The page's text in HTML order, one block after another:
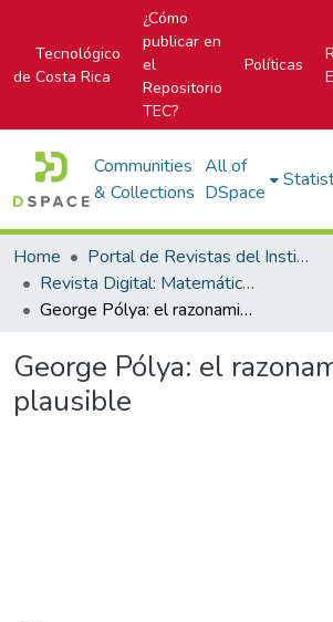
Tecnológico
de Costa Rica
¿Cómo
publicar en
el
Repositorio
TEC?
Políticas
Communities
& Collections
All of
DSpace
Home
Portal de Revistas del Instituto Tecnológico de Costa Rica
Revista Digital: Matemática, Educación e Internet
George Pólya: el razonamiento plausible
George Pólya: el
plausible